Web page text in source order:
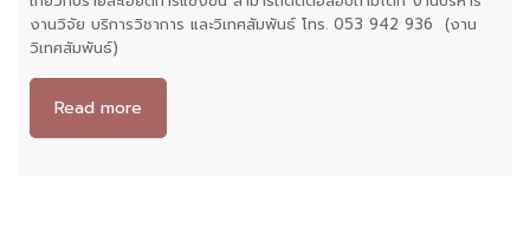
งานวิจัย บริการวิชาการ และวิเทศสัมพันธ์ โทร. 053 942 936 (งาน
วิเทศสัมพันธ์)
Read more